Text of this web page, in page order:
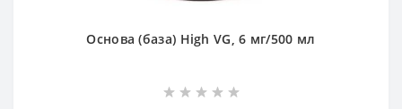
Основа (база) High VG, 6 мг/500 мл